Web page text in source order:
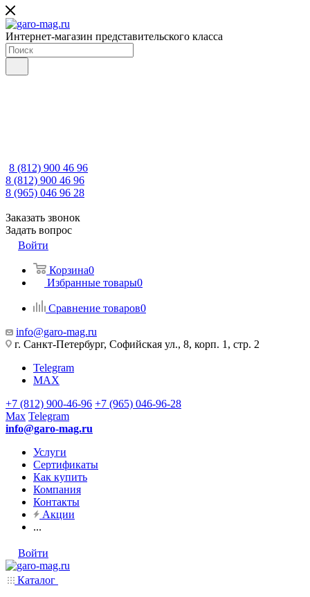
Интернет-магазин представительского класса
8 (812) 900 46 96
8 (812) 900 46 96
8 (965) 046 96 28
Заказать звонок
Задать вопрос
Войти
Корзина0
Избранные товары0
Сравнение товаров0
info@garo-mag.ru
г. Санкт-Петербург, Софийская ул., 8, корп. 1, стр. 2
Telegram
MAX
+7 (812) 900-46-96 +7 (965) 046-96-28
Max Telegram
info@garo-mag.ru
Услуги
Сертификаты
Как купить
Компания
Контакты
Акции
...
Войти
Каталог